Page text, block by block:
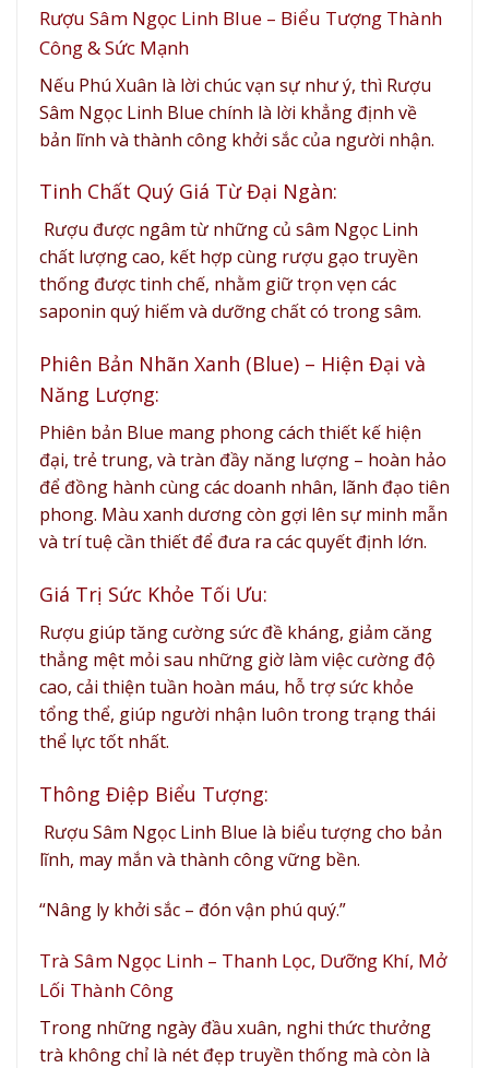
Rượu Sâm Ngọc Linh Blue – Biểu Tượng Thành
Công & Sức Mạnh
Nếu Phú Xuân là lời chúc vạn sự như ý, thì Rượu
Sâm Ngọc Linh Blue chính là lời khẳng định về
bản lĩnh và thành công khởi sắc của người nhận.
Tinh Chất Quý Giá Từ Đại Ngàn:
Rượu được ngâm từ những củ sâm Ngọc Linh
chất lượng cao, kết hợp cùng rượu gạo truyền
thống được tinh chế, nhằm giữ trọn vẹn các
saponin quý hiếm và dưỡng chất có trong sâm.
Phiên Bản Nhãn Xanh (Blue) – Hiện Đại và
Năng Lượng:
Phiên bản Blue mang phong cách thiết kế hiện
đại, trẻ trung, và tràn đầy năng lượng – hoàn hảo
để đồng hành cùng các doanh nhân, lãnh đạo tiên
phong. Màu xanh dương còn gợi lên sự minh mẫn
và trí tuệ cần thiết để đưa ra các quyết định lớn.
Giá Trị Sức Khỏe Tối Ưu:
Rượu giúp tăng cường sức đề kháng, giảm căng
thẳng mệt mỏi sau những giờ làm việc cường độ
cao, cải thiện tuần hoàn máu, hỗ trợ sức khỏe
tổng thể, giúp người nhận luôn trong trạng thái
thể lực tốt nhất.
Thông Điệp Biểu Tượng:
Rượu Sâm Ngọc Linh Blue là biểu tượng cho bản
lĩnh, may mắn và thành công vững bền.
“Nâng ly khởi sắc – đón vận phú quý.”
Trà Sâm Ngọc Linh – Thanh Lọc, Dưỡng Khí, Mở
Lối Thành Công
Trong những ngày đầu xuân, nghi thức thưởng
trà không chỉ là nét đẹp truyền thống mà còn là